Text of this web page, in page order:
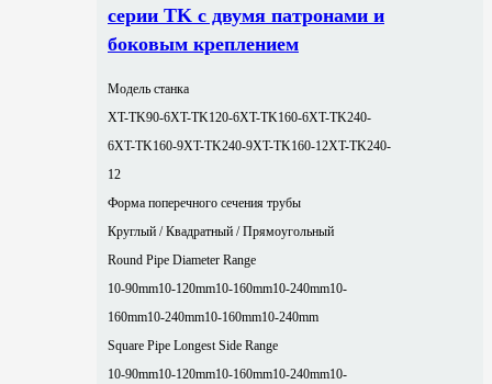
серии TK с двумя патронами и
боковым креплением
Модель станка
XT-TK90-6XT-TK120-6XT-TK160-6XT-TK240-
6XT-TK160-9XT-TK240-9XT-TK160-12XT-TK240-
12
Форма поперечного сечения трубы
Круглый / Квадратный / Прямоугольный
Round Pipe Diameter Range
10-90mm10-120mm10-160mm10-240mm10-
160mm10-240mm10-160mm10-240mm
Square Pipe Longest Side Range
10-90mm10-120mm10-160mm10-240mm10-